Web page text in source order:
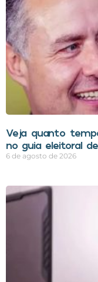
Veja quanto
no guia eleitoral
6 de agosto de 2026